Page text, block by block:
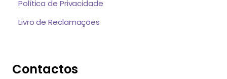
Política de Privacidade
Livro de Reclamações
Contactos